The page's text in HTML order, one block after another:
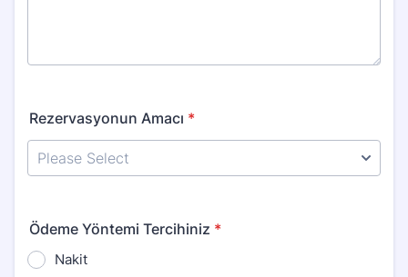
Rezervasyonun Amacı *
Ödeme Yöntemi Tercihiniz *
Nakit